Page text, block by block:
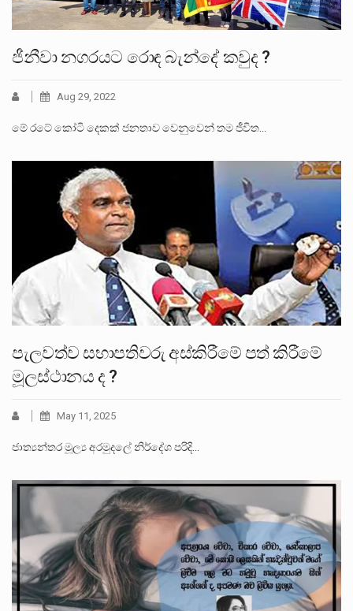
ජීනීවා නගරයට රොඳ බැන්දේ කවුද ?
Aug 29, 2022
මේ රටේ කෝටි දෙකක් ජනතාව වෙනුවෙන් තම ජීවිත…
පැලවත්ව සභාපතිවරු අස්කිරීමේ පත් කිරීමේ
මූලස්ථානය ද ?
May 11, 2025
ජාත්‍යන්තර මූල්‍ය අරමුදලේ නිර්දේශ පරිදි…